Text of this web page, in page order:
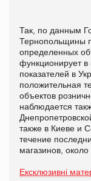
Так, по данным
Тернопольщины
определенных
функционирует
показателей в
положительная
объектов
наблюдается
также в Киеве и
течение
магазинов, около
Ексклюзивні